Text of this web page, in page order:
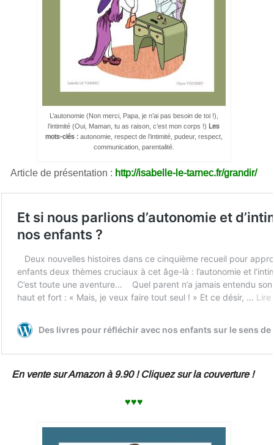
L’autonomie (Non merci, Papa, je n’ai pas besoin de toi !),
l’intimité (Oui, Maman, tu as raison, c’est mon corps !) Les
mots-clés :autonomie, respect de l’intimité, pudeur, respect,
communication, parentalité.
Article de présentation : http://isabelle-le-tarnec.fr/grandir/
En vente sur Amazon à 9.90 ! Cliquez sur la couverture !
♥♥♥